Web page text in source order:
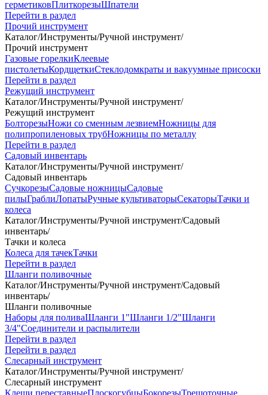
герметиковПлиткорезыШпатели
Перейти в раздел
Прочий инструмент
Каталог/Инструменты/Ручной инструмент/
Прочий инструмент
Газовые горелкиКлеевые
пистолетыКордщеткиСтеклодомкраты и вакуумные присоски
Перейти в раздел
Режущий инструмент
Каталог/Инструменты/Ручной инструмент/
Режущий инструмент
БолторезыНожи со сменным лезвиемНожницы для
полипропиленовых трубНожницы по металлу
Перейти в раздел
Садовый инвентарь
Каталог/Инструменты/Ручной инструмент/
Садовый инвентарь
СучкорезыСадовые ножницыСадовые
пилыГраблиЛопатыРучные культиваторыСекаторыТачки и
колеса
Каталог/Инструменты/Ручной инструмент/Садовый
инвентарь/
Тачки и колеса
Колеса для тачекТачки
Перейти в раздел
Шланги поливочные
Каталог/Инструменты/Ручной инструмент/Садовый
инвентарь/
Шланги поливочные
Наборы для поливаШланги 1"Шланги 1/2"Шланги
3/4"Соединители и распылители
Перейти в раздел
Перейти в раздел
Слесарный инструмент
Каталог/Инструменты/Ручной инструмент/
Слесарный инструмент
Клещи переставныеПлоскогубцыБокорезыТрещоточные